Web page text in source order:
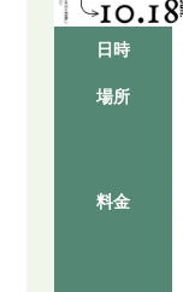
日時
場所
料金